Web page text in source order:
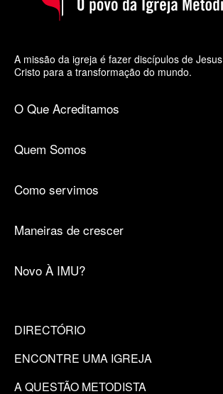
A missão da igreja é fazer discípulos de Jesus
Cristo para a transformação do mundo.
O Que Acreditamos
Quem Somos
Como servimos
Maneiras de crescer
Novo À IMU?
DIRECTÓRIO
ENCONTRE UMA IGREJA
A QUESTÃO METODISTA